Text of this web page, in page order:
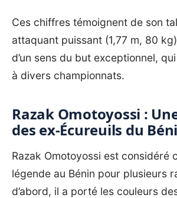
Ces chiffres témoignent de son
attaquant puissant (1,77 m, 80
d’un sens du but exceptionnel,
à divers championnats.
Razak Omotoyossi :
des ex-Écureuils du
Razak Omotoyossi est considéré
légende au Bénin pour plusieurs
d’abord, il a porté les couleurs